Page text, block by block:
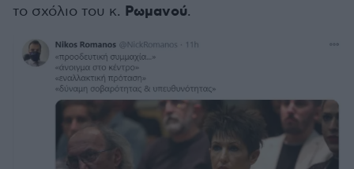
το σχόλιο του κ. Ρωμανού.